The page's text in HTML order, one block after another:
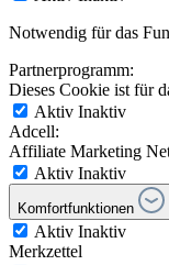
Notwendig für das
Partnerprogramm:
Dieses Cookie ist für
Aktiv Inaktiv
Adcell:
Affiliate Marketing
Aktiv Inaktiv
Komfortfunktionen
Aktiv Inaktiv
Merkzettel